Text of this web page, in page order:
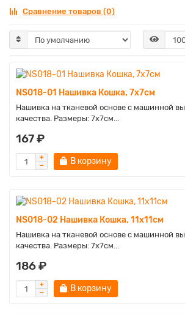
Сравнение товаров (0)
NS018-01 Нашивка Кошка, 7х7см
Нашивка на тканевой основе с машинной
качества. Размеры: 7х7см...
167 ₽
В корзину
NS018-02 Нашивка Кошка, 11х11см
Нашивка на тканевой основе с машинной
качества. Размеры: 7х7см...
186 ₽
В корзину